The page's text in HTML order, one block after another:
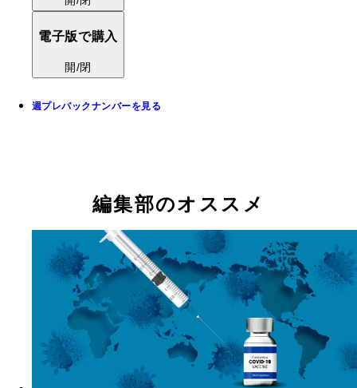
電子版で購入
開/閉
週プレバックナンバーを見る
編集部のオススメ